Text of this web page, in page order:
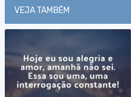
VEJA TAMBÉM